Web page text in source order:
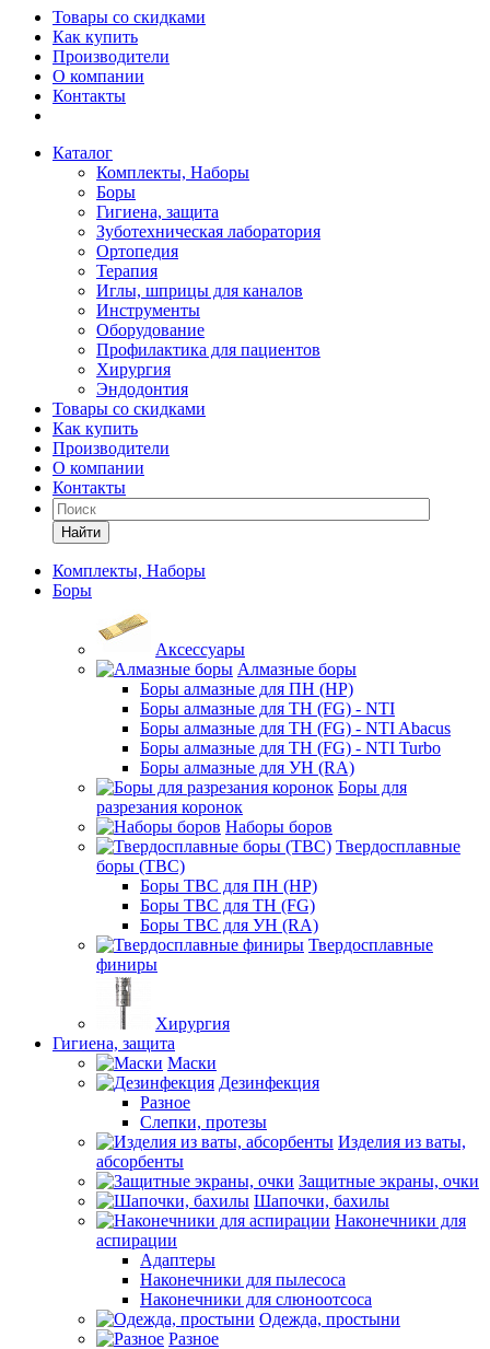
Товары со скидками
Как купить
Производители
О компании
Контакты
Каталог
Комплекты, Наборы
Боры
Гигиена, защита
Зуботехническая лаборатория
Ортопедия
Терапия
Иглы, шприцы для каналов
Инструменты
Оборудование
Профилактика для пациентов
Хирургия
Эндодонтия
Товары со скидками
Как купить
Производители
О компании
Контакты
Найти
Комплекты, Наборы
Боры
Аксессуары
Алмазные боры
Боры алмазные для ПН (HP)
Боры алмазные для ТН (FG) - NTI
Боры алмазные для ТН (FG) - NTI Abacus
Боры алмазные для ТН (FG) - NTI Turbo
Боры алмазные для УН (RA)
Боры для
разрезания коронок
Наборы боров
Твердосплавные
боры (ТВС)
Боры ТВС для ПН (HP)
Боры ТВС для ТН (FG)
Боры ТВС для УН (RA)
Твердосплавные
финиры
Хирургия
Гигиена, защита
Маски
Дезинфекция
Разное
Слепки, протезы
Изделия из ваты,
абсорбенты
Защитные экраны, очки
Шапочки, бахилы
Наконечники для
аспирации
Адаптеры
Наконечники для пылесоса
Наконечники для слюноотсоса
Одежда, простыни
Разное